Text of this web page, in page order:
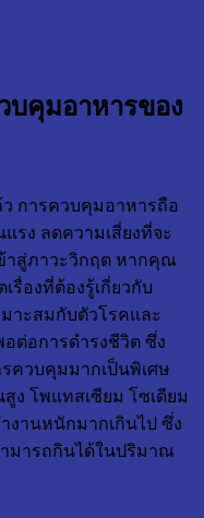
คุมอาหารของ
การควบคุมอาหารถือ
รง ลดความเสี่ยงที่จะ
าสู่ภาวะวิกฤต หากคุณ
รื่องที่ต้องรู้เกี่ยวกับ
าะสมกับตัวโรคและ
อต่อการดำรงชีวิต ซึ่ง
ควบคุมมากเป็นพิเศษ
ง โพแทสเซียม โซเดียม
งานหนักมากเกินไป ซึ่ง
มารถกินได้ในปริมาณ